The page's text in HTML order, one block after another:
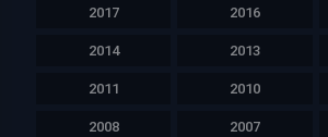
2017 2016
2014 2013
2011 2010
2008 2007